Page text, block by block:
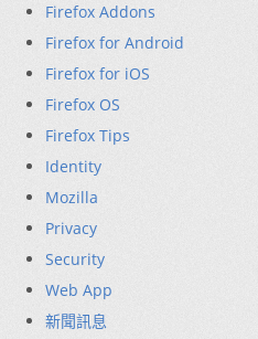
Firefox Addons
Firefox for Android
Firefox for iOS
Firefox OS
Firefox Tips
Identity
Mozilla
Privacy
Security
Web App
新聞訊息